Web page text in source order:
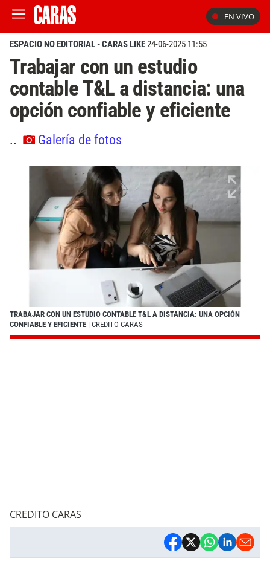
EN VIVO
ESPACIO NO EDITORIAL - CARAS LIKE24-06-2025 11:55
Trabajar con un estudio
contable T&L a distancia: una
opción confiable y eficiente
.. Galería de fotos
TRABAJAR CON UN ESTUDIO CONTABLE T&L A DISTANCIA: UNA OPCIÓN
CONFIABLE Y EFICIENTE | CREDITO CARAS
CREDITO CARAS